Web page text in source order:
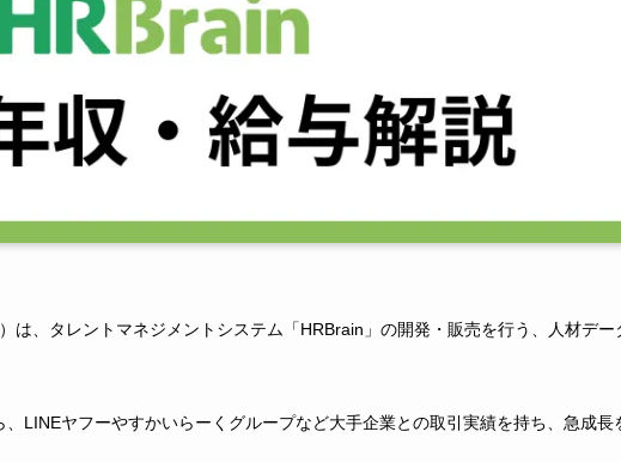
は、タレントマネジメントシステム「HRBrain」の開発・販売を行う、人材デー
LINEヤフーやすかいらーくグループなど大手企業との取引実績を持ち、急成長